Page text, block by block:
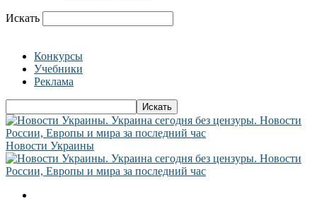
Искать
Конкурсы
Учебники
Реклама
Новости Украины